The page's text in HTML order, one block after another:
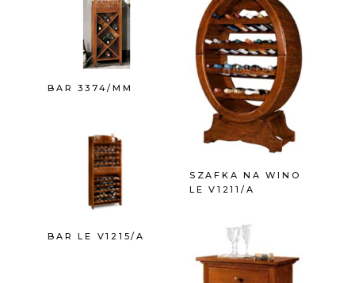
BAR 3374/MM
SZAFKA NA WINO
LE V1211/A
BAR LE V1215/A